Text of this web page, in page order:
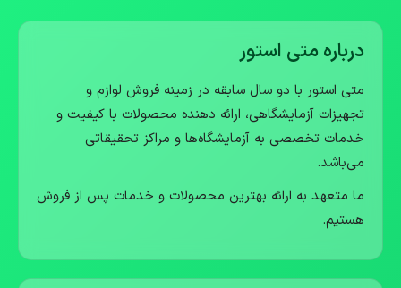
درباره متی استور
متی استور با دو سال سابقه در زمینه فروش لوازم و
تجهیزات آزمایشگاهی، ارائه دهنده محصولات با کیفیت و
خدمات تخصصی به آزمایشگاه‌ها و مراکز تحقیقاتی
می‌باشد.
ما متعهد به ارائه بهترین محصولات و خدمات پس از فروش
هستیم.